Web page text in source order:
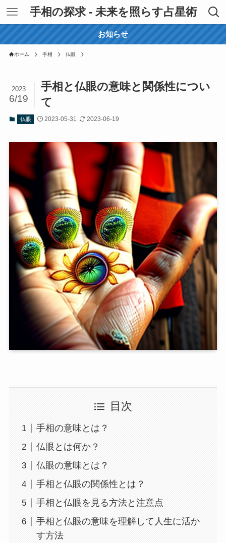
手相の探求 - 未来を照らす占星術
お知らせ
ホーム 手相 仏眼
手相と仏眼の意味と関係性につい
て
2023
6/19
仏眼 2023-05-31 2023-06-19
目次
手相の意味とは？
仏眼とは何か？
仏眼の意味とは？
手相と仏眼の関係性とは？
手相と仏眼を見る方法と注意点
手相と仏眼の意味を理解して人生に活か
す方法